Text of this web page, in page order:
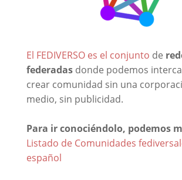
El FEDIVERSO es el conjunto de
federadas donde podemos
crear comunidad sin una
medio, sin publicidad.
Para ir conociéndolo, podemos
Listado de Comunidades
español